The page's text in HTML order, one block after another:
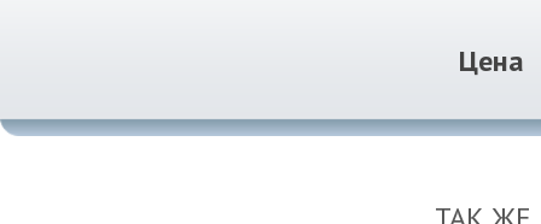
Цена